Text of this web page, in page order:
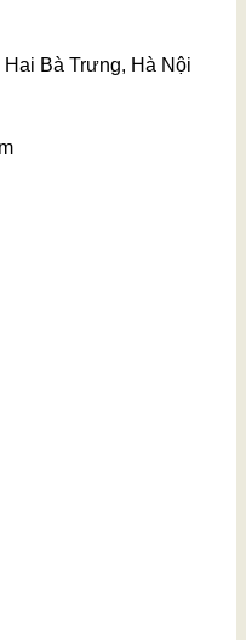
Bà Trưng, Hà Nội